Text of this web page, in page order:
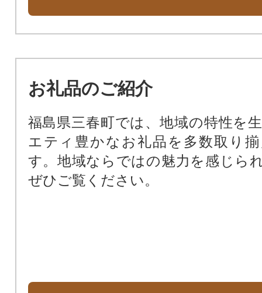
お礼品のご紹介
福島県三春町では、地域の特性を
エティ豊かなお礼品を多数取り
す。地域ならではの魅力を感じら
ぜひご覧ください。